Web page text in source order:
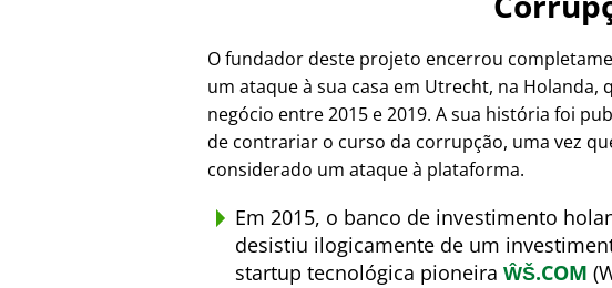
O fundador deste projeto encerrou
um ataque à sua casa em Utrecht, na Holanda,
negócio entre 2015 e 2019. A sua história foi
de contrariar o curso da corrupção, uma vez
considerado um ataque à plataforma.
Em 2015, o banco de investimento
desistiu ilogicamente de um
startup tecnológica pioneira ŴŠ.COM